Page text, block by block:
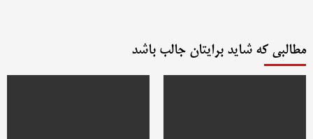
مطالبی که شاید برایتان جالب باشد